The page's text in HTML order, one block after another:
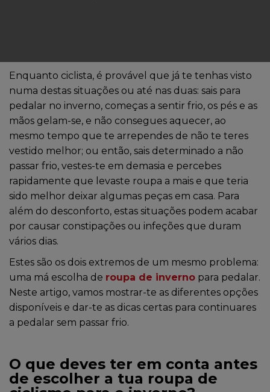
Enquanto ciclista, é provável que já te tenhas visto
numa destas situações ou até nas duas: sais para
pedalar no inverno, começas a sentir frio, os pés e as
mãos gelam-se, e não consegues aquecer, ao
mesmo tempo que te arrependes de não te teres
vestido melhor; ou então, sais determinado a não
passar frio, vestes-te em demasia e percebes
rapidamente que levaste roupa a mais e que teria
sido melhor deixar algumas peças em casa. Para
além do desconforto, estas situações podem acabar
por causar constipações ou infeções que duram
vários dias.
Estes são os dois extremos de um mesmo problema:
uma má escolha de roupa de inverno para pedalar.
Neste artigo, vamos mostrar-te as diferentes opções
disponíveis e dar-te as dicas certas para continuares
a pedalar sem passar frio.
O que deves ter em conta antes
de escolher a tua roupa de